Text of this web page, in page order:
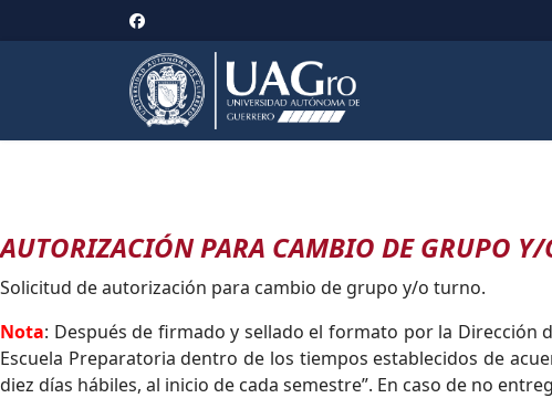
AUTORIZACIÓN PARA CAMBIO DE GRUPO
Solicitud de autorización para cambio de grupo y/o turno.
Nota: Después de firmado y sellado el formato por la Dirección
Escuela Preparatoria dentro de los tiempos establecidos de
diez días hábiles, al inicio de cada semestre”. En caso de no